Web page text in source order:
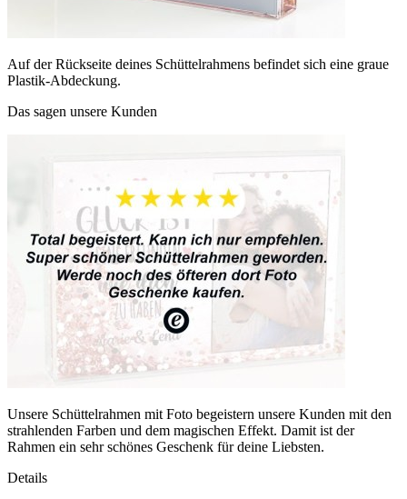
Auf der Rückseite deines Schüttelrahmens befindet sich eine graue
Plastik-Abdeckung.
Das sagen unsere Kunden
Unsere Schüttelrahmen mit Foto begeistern unsere Kunden mit den
strahlenden Farben und dem magischen Effekt. Damit ist der
Rahmen ein sehr schönes Geschenk für deine Liebsten.
Details